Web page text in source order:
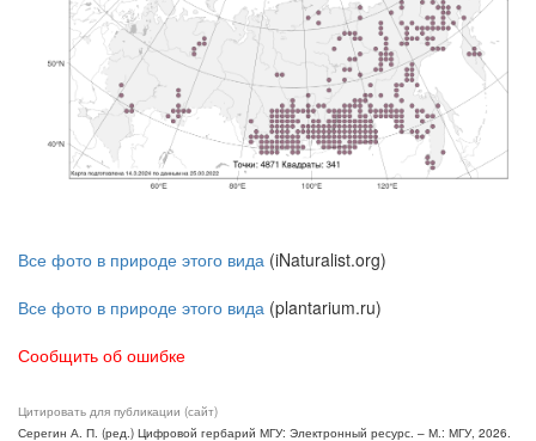
Все фото в природе этого вида (iNaturalist.org)
Все фото в природе этого вида (plantarium.ru)
Сообщить об ошибке
Цитировать для публикации (сайт)
Серегин А. П. (ред.) Цифровой гербарий МГУ: Электронный ресурс. – М.: МГУ, 2026.